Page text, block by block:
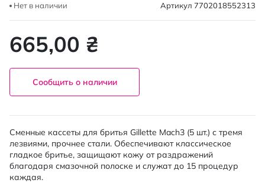
Нет в наличии Артикул 7702018552313
665,00 ₴
Сообщить о наличии
Сменные кассеты для бритья Gillette Mach3 (5 шт.) с тремя
лезвиями, прочнее стали. Обеспечивают классическое
гладкое бритье, защищают кожу от раздражений
благодаря смазочной полоске и служат до 15 процедур
каждая.